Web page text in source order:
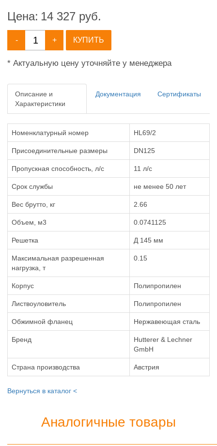
Цена: 14 327 руб.
- + КУПИТЬ
* Актуальную цену уточняйте у менеджера
Описание и
Характеристики
Документация Сертификаты
Номенклатурный номер HL69/2
Присоединительные размеры DN125
Пропускная способность, л/с 11 л/с
Срок службы не менее 50 лет
Вес брутто, кг 2.66
Объем, м3 0.0741125
Решетка Д 145 мм
Максимальная разрешенная
нагрузка, т
0.15
Корпус Полипропилен
Листвоуловитель Полипропилен
Обжимной фланец Нержавеющая сталь
Бренд
Hutterer & Lechner
GmbH
Страна производства Австрия
Вернуться в каталог <
Аналогичные товары